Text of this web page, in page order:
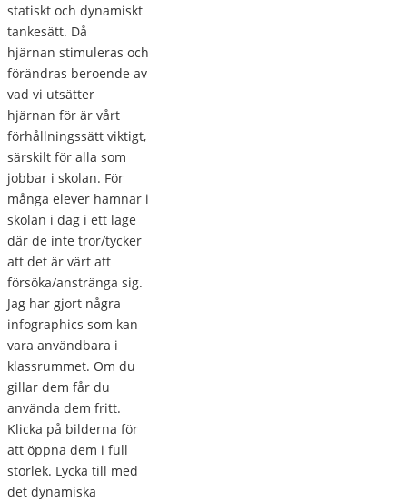
statiskt och dynamiskt
tankesätt. Då
hjärnan stimuleras och
förändras beroende av
vad vi utsätter
hjärnan för är vårt
förhållningssätt viktigt,
särskilt för alla som
jobbar i skolan. För
många elever hamnar i
skolan i dag i ett läge
där de inte tror/tycker
att det är värt att
försöka/anstränga sig.
Jag har gjort några
infographics som kan
vara användbara i
klassrummet. Om du
gillar dem får du
använda dem fritt.
Klicka på bilderna för
att öppna dem i full
storlek. Lycka till med
det dynamiska